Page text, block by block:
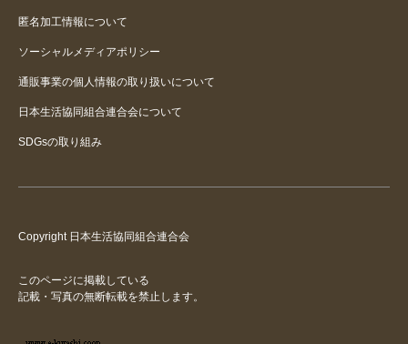
匿名加工情報について
ソーシャルメディアポリシー
通販事業の個人情報の取り扱いについて
日本生活協同組合連合会について
SDGsの取り組み
Copyright 日本生活協同組合連合会
このページに掲載している
記載・写真の無断転載を禁止します。